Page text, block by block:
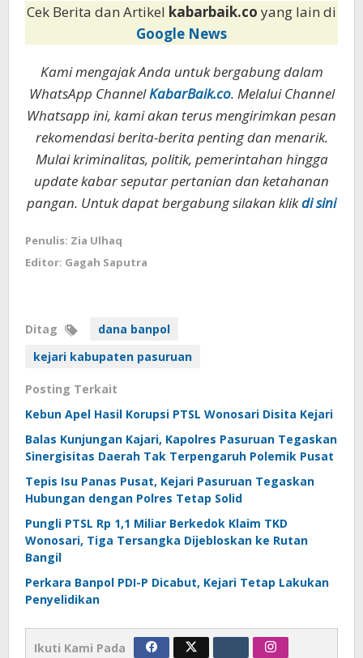
Cek Berita dan Artikel kabarbaik.co yang lain di
Google News
Kami mengajak Anda untuk bergabung dalam
WhatsApp ChannelKabarBaik.co. Melalui Channel
Whatsapp ini, kami akan terus mengirimkan pesan
rekomendasi berita-berita penting dan menarik.
Mulai kriminalitas, politik, pemerintahan hingga
update kabar seputar pertanian dan ketahanan
pangan. Untuk dapat bergabung silakan klikdi sini
Penulis: Zia Ulhaq
Editor: Gagah Saputra
Ditag
dana banpol
kejari kabupaten pasuruan
Posting Terkait
Kebun Apel Hasil Korupsi PTSL Wonosari Disita Kejari
Balas Kunjungan Kajari, Kapolres Pasuruan Tegaskan
Sinergisitas Daerah Tak Terpengaruh Polemik Pusat
Tepis Isu Panas Pusat, Kejari Pasuruan Tegaskan
Hubungan dengan Polres Tetap Solid
Pungli PTSL Rp 1,1 Miliar Berkedok Klaim TKD
Wonosari, Tiga Tersangka Dijebloskan ke Rutan
Bangil
Perkara Banpol PDI-P Dicabut, Kejari Tetap Lakukan
Penyelidikan
Ikuti Kami Pada